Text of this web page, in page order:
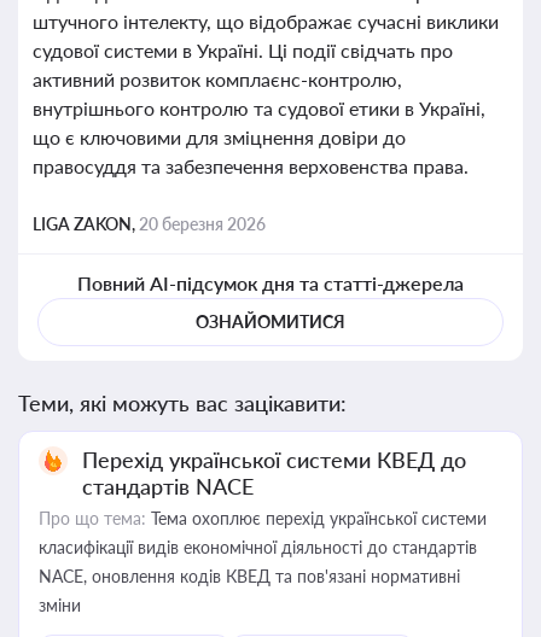
штучного інтелекту, що відображає сучасні виклики
судової системи в Україні. Ці події свідчать про
активний розвиток комплаєнс-контролю,
внутрішнього контролю та судової етики в Україні,
що є ключовими для зміцнення довіри до
правосуддя та забезпечення верховенства права.
LIGA ZAKON, 20 березня 2026
Повний AI-підсумок дня та статті-джерела
ОЗНАЙОМИТИСЯ
Теми, які можуть вас зацікавити:
Перехід української системи КВЕД до
стандартів NACE
Про що тема: Тема охоплює перехід української системи
класифікації видів економічної діяльності до стандартів
NACE, оновлення кодів КВЕД та пов'язані нормативні
зміни